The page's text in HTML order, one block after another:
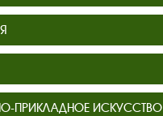
ПРИКЛАДНОЕ ИСКУССТВО